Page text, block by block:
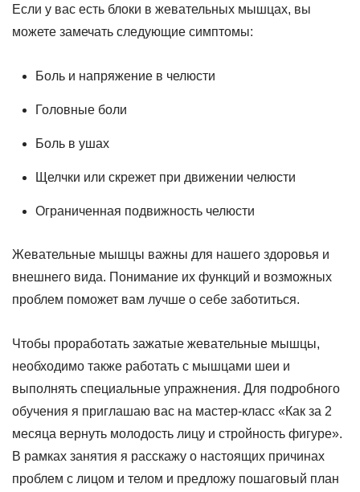
Если у вас есть блоки в жевательных мышцах, вы
можете замечать следующие симптомы:
Боль и напряжение в челюсти
Головные боли
Боль в ушах
Щелчки или скрежет при движении челюсти
Ограниченная подвижность челюсти
Жевательные мышцы важны для нашего здоровья и
внешнего вида. Понимание их функций и возможных
проблем поможет вам лучше о себе заботиться.
Чтобы проработать зажатые жевательные мышцы,
необходимо также работать с мышцами шеи и
выполнять специальные упражнения. Для подробного
обучения я приглашаю вас на мастер-класс «Как за 2
месяца вернуть молодость лицу и стройность фигуре».
В рамках занятия я расскажу о настоящих причинах
проблем с лицом и телом и предложу пошаговый план